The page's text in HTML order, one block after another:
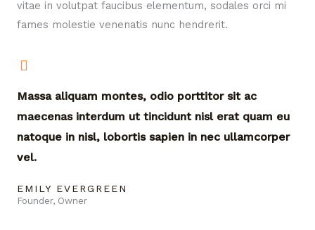
vitae in volutpat faucibus elementum, sodales orci mi
fames molestie venenatis nunc hendrerit.
Massa aliquam montes, odio porttitor sit ac
maecenas interdum ut tincidunt nisl erat quam eu
natoque in nisl, lobortis sapien in nec ullamcorper
vel.
EMILY EVERGREEN
Founder, Owner